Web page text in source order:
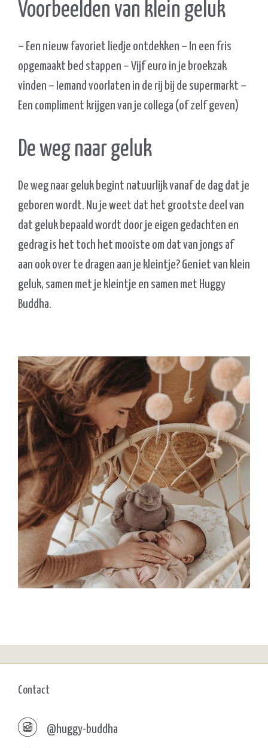
Voorbeelden van klein geluk
– Een nieuw favoriet liedje ontdekken – In een fris
opgemaakt bed stappen – Vijf euro in je broekzak
vinden – Iemand voorlaten in de rij bij de supermarkt –
Een compliment krijgen van je collega (of zelf geven)
De weg naar geluk
De weg naar geluk begint natuurlijk vanaf de dag dat je
geboren wordt. Nu je weet dat het grootste deel van
dat geluk bepaald wordt door je eigen gedachten en
gedrag is het toch het mooiste om dat van jongs af
aan ook over te dragen aan je kleintje? Geniet van klein
geluk, samen met je kleintje en samen met Huggy
Buddha.
Contact
@huggy-buddha